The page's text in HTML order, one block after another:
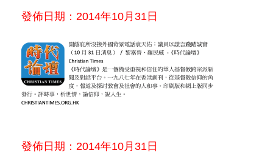
發佈日期：2014年10月31日
發佈日期：2014年10月31日